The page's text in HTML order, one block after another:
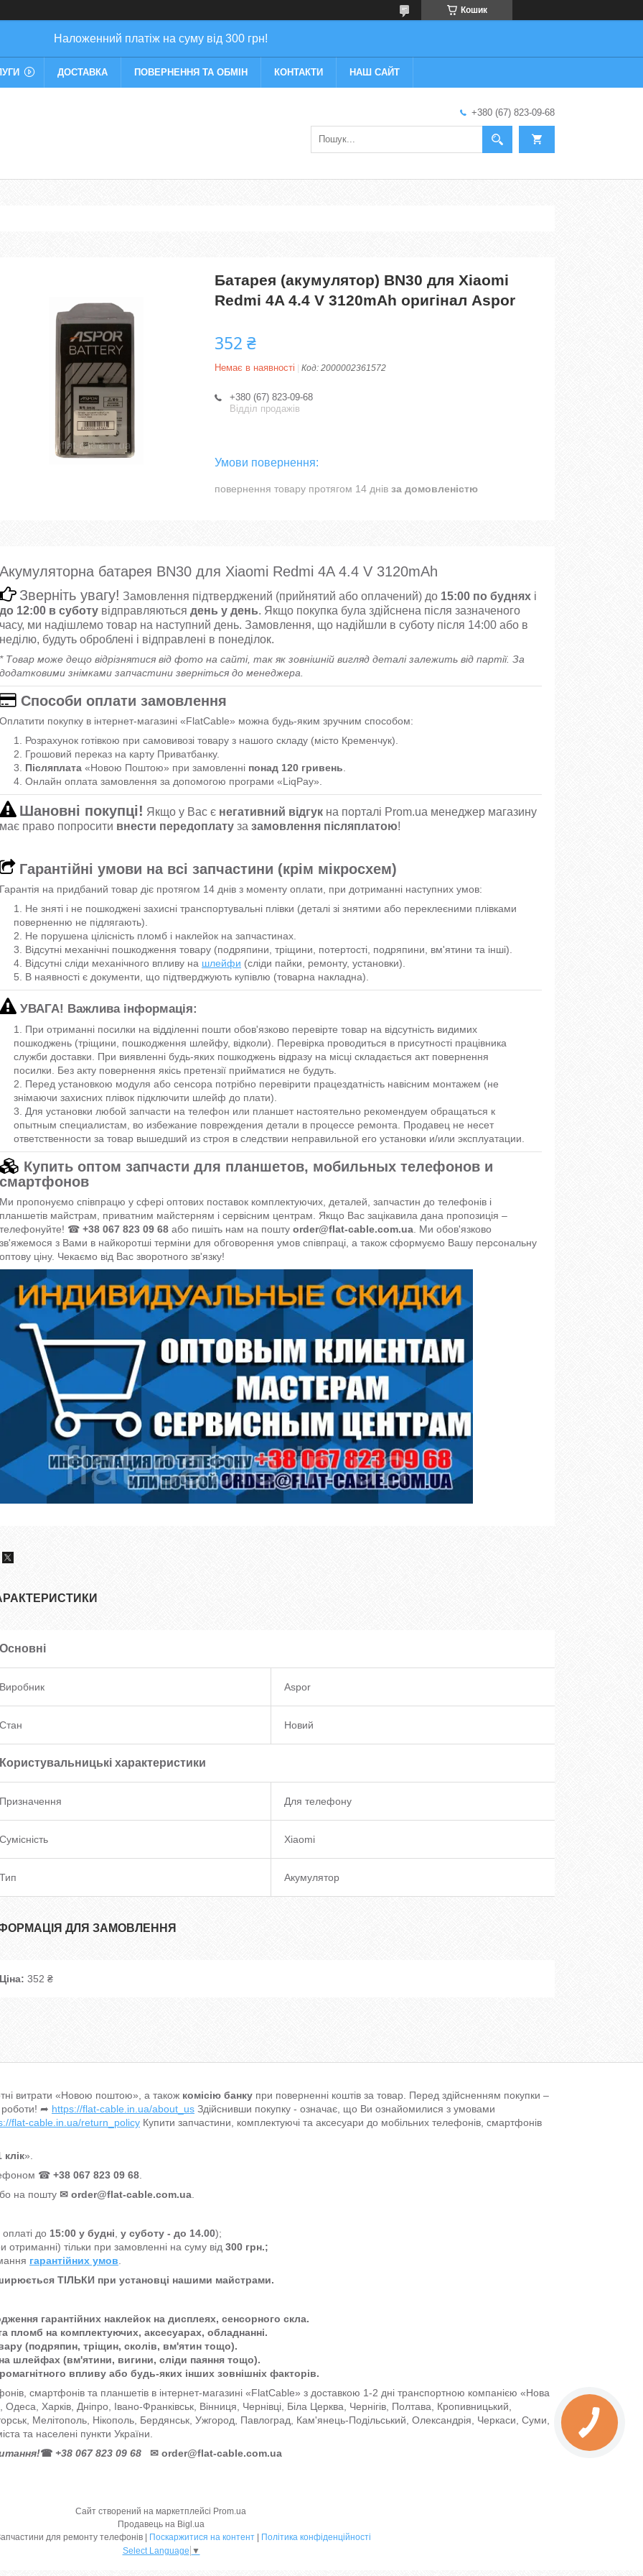
Кошик
Наложенний платіж на суму від 300 грн!
ДОСТАВКА ПОВЕРНЕННЯ ТА ОБМІН КОНТАКТИ НАШ САЙТ
+380 (67) 823-09-68
Батарея (акумулятор) BN30 для Xiaomi
Redmi 4A 4.4 V 3120mAh оригінал Aspor
352 ₴
Немає в наявності Код: 2000002361572
+380 (67) 823-09-68
Відділ продажів
повернення товару протягом 14 днів за домовленістю
Акумуляторна батарея BN30 для Xiaomi Redmi 4A 4.4 V 3120mAh
Зверніть увагу! Замовлення підтверджений (прийнятий або оплачений) до 15:00 по буднях і
до 12:00 в суботу відправляються день у день. Якщо покупка була здійснена після зазначеного
часу, ми надішлемо товар на наступний день. Замовлення, що надійшли в суботу після 14:00 або в
неділю, будуть оброблені і відправлені в понеділок.
* Товар може дещо відрізнятися від фото на сайті, так як зовнішній вигляд деталі залежить від партії. За
додатковими знімками запчастини зверніться до менеджера.
Способи оплати замовлення
Оплатити покупку в інтернет-магазині «FlatCable» можна будь-яким зручним способом:
Розрахунок готівкою при самовивозі товару з нашого складу (місто Кременчук).
Грошовий переказ на карту Приватбанку.
Післяплата «Новою Поштою» при замовленні понад 120 гривень.
Онлайн оплата замовлення за допомогою програми «LiqPay».
Шановні покупці! Якщо у Вас є негативний відгук на порталі Prom.ua менеджер магазину
має право попросити внести передоплату за замовлення післяплатою!
Гарантійні умови на всі запчастини (крім мікросхем)
Гарантія на придбаний товар діє протягом 14 днів з моменту оплати, при дотриманні наступних умов:
Не зняті і не пошкоджені захисні транспортувальні плівки (деталі зі знятими або переклеєними плівками
поверненню не підлягають).
Не порушена цілісність пломб і наклейок на запчастинах.
Відсутні механічні пошкодження товару (подряпини, тріщини, потертості, подряпини, вм'ятини та інші).
Відсутні сліди механічного впливу на шлейфи (сліди пайки, ремонту, установки).
В наявності є документи, що підтверджують купівлю (товарна накладна).
УВАГА! Важлива інформація:
При отриманні посилки на відділенні пошти обов'язково перевірте товар на відсутність видимих
пошкоджень (тріщини, пошкодження шлейфу, відколи). Перевірка проводиться в присутності працівника
служби доставки. При виявленні будь-яких пошкоджень відразу на місці складається акт повернення
посилки. Без акту повернення якісь претензії прийматися не будуть.
Перед установкою модуля або сенсора потрібно перевірити працездатність навісним монтажем (не
знімаючи захисних плівок підключити шлейф до плати).
Для установки любой запчасти на телефон или планшет настоятельно рекомендуем обращаться к
опытным специалистам, во избежание повреждения детали в процессе ремонта. Продавец не несет
ответственности за товар вышедший из строя в следствии неправильной его установки и/или эксплуатации.
Купить оптом запчасти для планшетов, мобильных телефонов и
смартфонов
Ми пропонуємо співпрацю у сфері оптових поставок комплектуючих, деталей, запчастин до телефонів і
планшетів майстрам, приватним майстерням і сервісним центрам. Якщо Вас зацікавила дана пропозиція –
телефонуйте! ☎ +38 067 823 09 68 або пишіть нам на пошту order@flat-cable.com.ua . Ми обов'язково
зв'яжемося з Вами в найкоротші терміни для обговорення умов співпраці, а також сформуємо Вашу персональну
оптову ціну. Чекаємо від Вас зворотного зв'язку!
Основні
Виробник Aspor
Стан Новий
Користувальницькі характеристики
Призначення Для телефону
Сумісність Xiaomi
Тип Акумулятор
ДЛЯ ЗАМОВЛЕННЯ
Ціна: 352 ₴
витрати «Новою поштою», а також комісію банку при поверненні коштів за товар. Перед здійсненням покупки –
роботи! ➦ https://flat-cable.in.ua/about_us Здійснивши покупку - означає, що Ви ознайомилися з умовами
flat-cable.in.ua/return_policy Купити запчастини, комплектуючі та аксесуари до мобільних телефонів, смартфонів
».
☎ +38 067 823 09 68
на пошту ✉ order@flat-cable.com.ua
до 15:00 у будні у суботу - до 14.00);
отриманні) тільки при замовленні на суму від 300 грн.;
гарантійних умов
ТІЛЬКИ при установці нашими майстрами.
гарантійних наклейок на дисплеях, сенсорного скла.
пломб на комплектуючих, аксесуарах, обладнанні.
(подряпин, тріщин, сколів, вм'ятин тощо).
на шлейфах (вм'ятини, вигини, сліди паяння тощо).
впливу або будь-яких інших зовнішніх факторів.
смартфонів та планшетів в інтернет-магазині «FlatCable» з доставкою 1-2 дні транспортною компанією «Нова
Одеса, Харків, Дніпро, Івано-Франківськ, Вінниця, Чернівці, Біла Церква, Чернігів, Полтава, Кропивницький,
Мелітополь, Нікополь, Бердянськ, Ужгород, Павлоград, Кам'янець-Подільський, Олександрія, Черкаси, Суми,
та населені пункти України.
☎ +38 067 823 09 68 ✉ order@flat-cable.com.ua
Сайт створений на маркетплейсі Prom.ua
Продавець на Bigl.ua
Поскаржитися на контент
Політика конфіденційності
Select Language ▼